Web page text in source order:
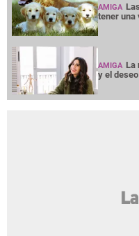
AMIGA
tener una
AMIGA La
y el